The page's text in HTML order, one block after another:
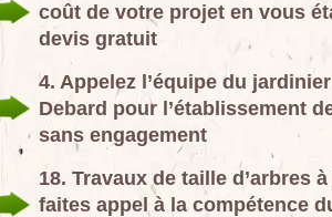
coût de votre projet en vous
devis gratuit
4. Appelez l’équipe du
Debard pour l’établissement
sans engagement
18. Travaux de taille d’arbres
faites appel à la compétence